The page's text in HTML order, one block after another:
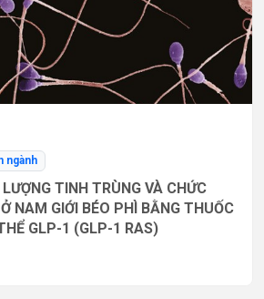
ngành
TINH TRÙNG VÀ CHỨC
NAM GIỚI BÉO PHÌ BẰNG THUỐC
GLP-1 (GLP-1 RAS)